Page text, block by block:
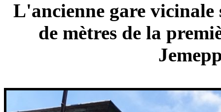
L'ancienne gare vicinale
de mètres de la